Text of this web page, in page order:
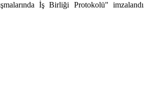
İş Birliği Protokolü"